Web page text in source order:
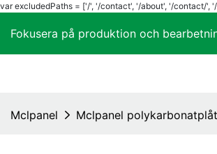
var excludedPaths = ['/', '/contact', '/about', '/contact/',
Fokusera på produktion och
Mclpanel Mclpanel